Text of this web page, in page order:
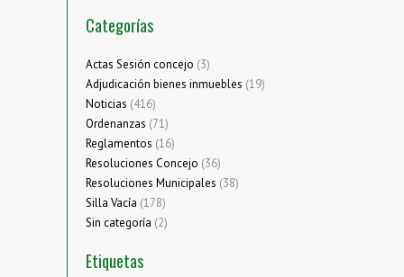
Categorías
Actas Sesión concejo (3)
Adjudicación bienes inmuebles (19)
Noticias (416)
Ordenanzas (71)
Reglamentos (16)
Resoluciones Concejo (36)
Resoluciones Municipales (38)
Silla Vacía (178)
Sin categoría (2)
Etiquetas